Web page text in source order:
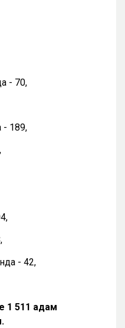
- 70,
- 189,
- 42,
1 511 адам